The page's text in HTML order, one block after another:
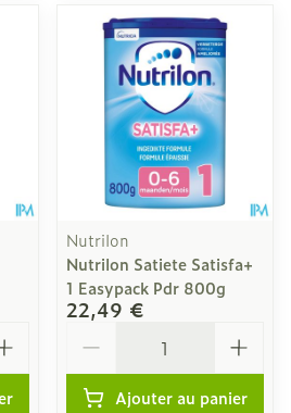
Nutrilon
Nutrilon Satiete Satisfa+
1 Easypack Pdr 800g
22,49 €
Ajouter au panier